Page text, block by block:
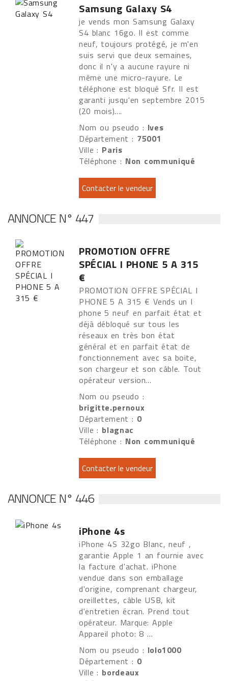
Samsung Galaxy S4
je vends mon Samsung Galaxy
S4 blanc 16go. Il est comme
neuf, toujours protégé, je m'en
suis servi que deux semaines,
donc il n'y a aucune rayure ni
même une micro-rayure. Le
téléphone est bloqué Sfr. Il est
garanti jusqu'en septembre 2015
(20 mois)....
Nom ou pseudo : Ives
Département : 75001
Ville : Paris
Téléphone : Non communiqué
ANNONCE N° 447
PROMOTION OFFRE
SPÉCIAL I PHONE 5 A 315
€
PROMOTION OFFRE SPÉCIAL I
PHONE 5 A 315 € Vends un I
phone 5 neuf en parfait état et
déjà débloqué sur tous les
réseaux en très bon état
général et en parfait état de
fonctionnement avec sa boite,
son chargeur et son câble. Tout
opérateur version...
Nom ou pseudo :
brigitte.pernoux
Département : 0
Ville : blagnac
Téléphone : Non communiqué
ANNONCE N° 446
iPhone 4s
iPhone 4S 32go Blanc, neuf ,
garantie Apple 1 an fournie avec
la facture d'achat. iPhone
vendue dans son emballage
d'origine, comprenant chargeur,
oreillettes, câble USB, kit
d'entretien écran. Prend tout
opérateur. Marque: Apple
Appareil photo: 8 ...
Nom ou pseudo : lolo1000
Département : 0
Ville : bordeaux